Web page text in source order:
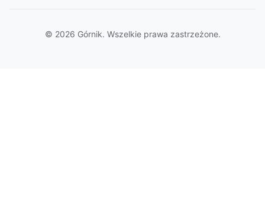
© 2026 Górnik. Wszelkie prawa zastrzeżone.